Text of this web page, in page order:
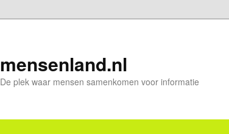
mensenland.nl
De plek waar mensen samenkomen voor informatie